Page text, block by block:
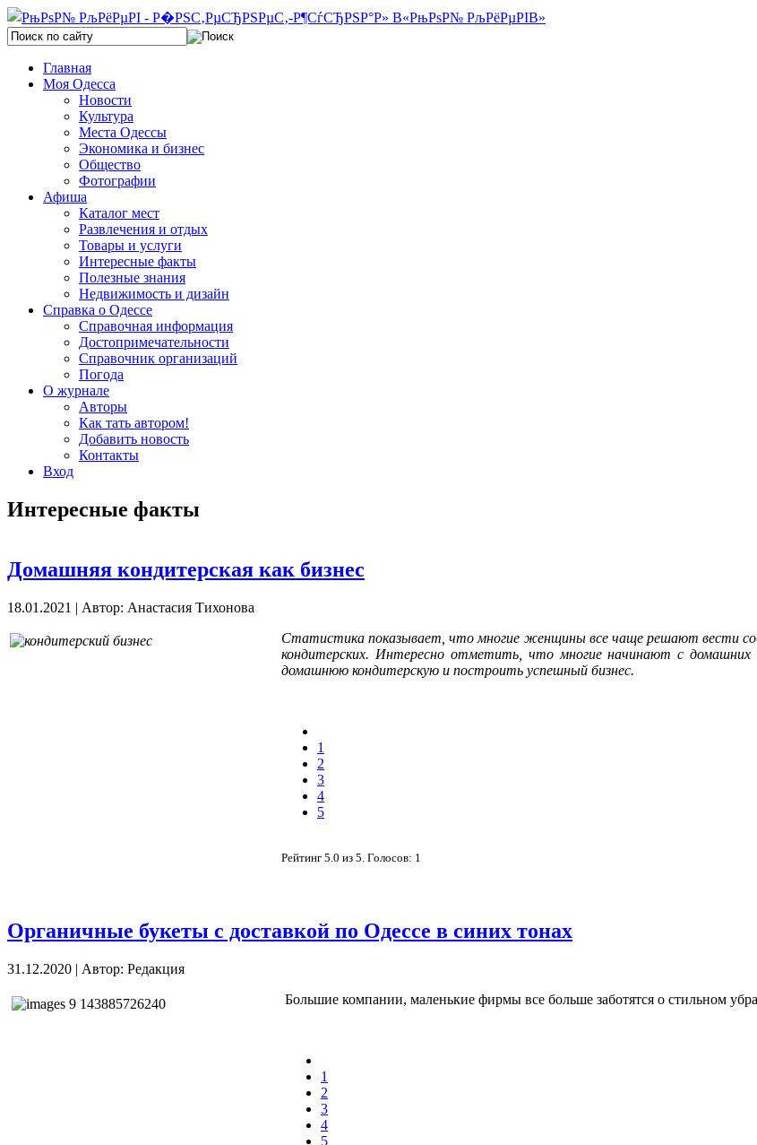
Главная
Моя Одесса
Новости
Культура
Места Одессы
Экономика и бизнес
Общество
Фотографии
Афиша
Каталог мест
Развлечения и отдых
Товары и услуги
Интересные факты
Полезные знания
Недвижимость и дизайн
Справка о Одессе
Справочная информация
Достопримечательности
Справочник организаций
Погода
О журнале
Авторы
Как тать автором!
Добавить новость
Контакты
Вход
Интересные факты
Домашняя кондитерская как бизнес
18.01.2021 | Автор: Анастасия Тихонова
Статистика показывает, что многие женщины все чаще решают вести
кондитерских. Интересно отметить, что многие начинают с
домашнюю кондитерскую и построить успешный бизнес.
1
2
3
4
5
Рейтинг 5.0 из 5 . Голосов: 1
Органичные букеты с доставкой по Одессе в синих тонах
31.12.2020 | Автор: Редакция
Большие компании, маленькие фирмы все больше заботятся о стильном
1
2
3
4
5